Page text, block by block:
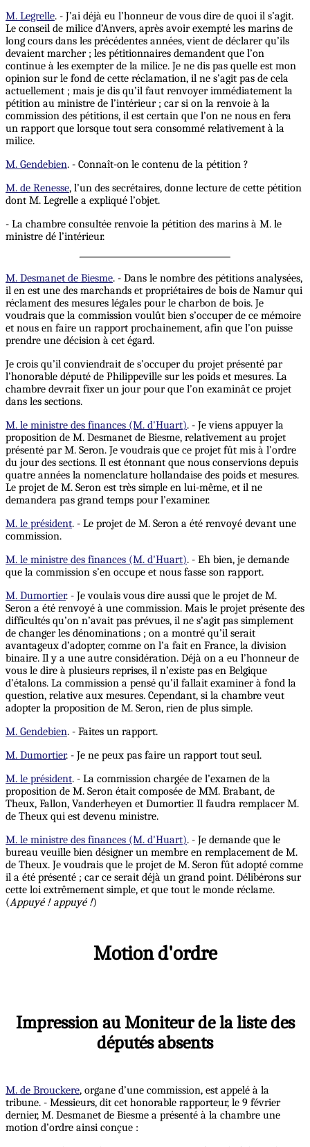
M. Legrelle. - J’ai déjà eu l’honneur de vous dire de quoi il s’agit.
Le conseil de milice d’Anvers, après avoir exempté les marins de
long cours dans les précédentes années, vient de déclarer qu’ils
devaient marcher ; les pétitionnaires demandent que l’on
continue à les exempter de la milice. Je ne dis pas quelle est mon
opinion sur le fond de cette réclamation, il ne s’agit pas de cela
actuellement ; mais je dis qu’il faut renvoyer immédiatement la
pétition au ministre de l’intérieur ; car si on la renvoie à la
commission des pétitions, il est certain que l’on ne nous en fera
un rapport que lorsque tout sera consommé relativement à la
milice.
M. Gendebien. - Connaît-on le contenu de la pétition ?
M. de Renesse, l’un des secrétaires, donne lecture de cette pétition
dont M. Legrelle a expliqué l’objet.
- La chambre consultée renvoie la pétition des marins à M. le
ministre dé l’intérieur.
M. Desmanet de Biesme. - Dans le nombre des pétitions analysées,
il en est une des marchands et propriétaires de bois de Namur qui
réclament des mesures légales pour le charbon de bois. Je
voudrais que la commission voulût bien s’occuper de ce mémoire
et nous en faire un rapport prochainement, afin que l’on puisse
prendre une décision à cet égard.
Je crois qu’il conviendrait de s’occuper du projet présenté par
l’honorable député de Philippeville sur les poids et mesures. La
chambre devrait fixer un jour pour que l’on examinât ce projet
dans les sections.
M. le ministre des finances (M. d'Huart). - Je viens appuyer la
proposition de M. Desmanet de Biesme, relativement au projet
présenté par M. Seron. Je voudrais que ce projet fût mis à l’ordre
du jour des sections. Il est étonnant que nous conservions depuis
quatre années la nomenclature hollandaise des poids et mesures.
Le projet de M. Seron est très simple en lui-même, et il ne
demandera pas grand temps pour l’examiner.
M. le président. - Le projet de M. Seron a été renvoyé devant une
commission.
M. le ministre des finances (M. d'Huart). - Eh bien, je demande
que la commission s’en occupe et nous fasse son rapport.
M. Dumortier. - Je voulais vous dire aussi que le projet de M.
Seron a été renvoyé à une commission. Mais le projet présente des
difficultés qu’on n’avait pas prévues, il ne s’agit pas simplement
de changer les dénominations ; on a montré qu’il serait
avantageux d’adopter, comme on l’a fait en France, la division
binaire. Il y a une autre considération. Déjà on a eu l’honneur de
vous le dire à plusieurs reprises, il n’existe pas en Belgique
d’étalons. La commission a pensé qu’il fallait examiner à fond la
question, relative aux mesures. Cependant, si la chambre veut
adopter la proposition de M. Seron, rien de plus simple.
M. Gendebien. - Faites un rapport.
M. Dumortier. - Je ne peux pas faire un rapport tout seul.
M. le président. - La commission chargée de l’examen de la
proposition de M. Seron était composée de MM. Brabant, de
Theux, Fallon, Vanderheyen et Dumortier. Il faudra remplacer M.
de Theux qui est devenu ministre.
M. le ministre des finances (M. d'Huart). - Je demande que le
bureau veuille bien désigner un membre en remplacement de M.
de Theux. Je voudrais que le projet de M. Seron fût adopté comme
il a été présenté ; car ce serait déjà un grand point. Délibérons sur
cette loi extrêmement simple, et que tout le monde réclame.
(Appuyé ! appuyé !)
Motion d'ordre
Impression au Moniteur de la liste des
députés absents
M. de Brouckere, organe d’une commission, est appelé à la
tribune. - Messieurs, dit cet honorable rapporteur, le 9 février
dernier, M. Desmanet de Biesme a présenté à la chambre une
motion d’ordre ainsi conçue :